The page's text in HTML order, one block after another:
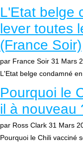
L'Etat belge
lever toutes
(France Soir)
par France Soir 31 Mars
L'Etat belge condamné
Pourquoi le
il à nouveau
par Ross Clark 31 Mars
Pourquoi le Chili vacciné